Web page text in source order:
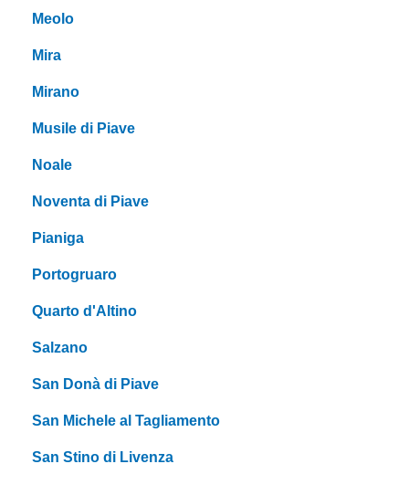
Meolo
Mira
Mirano
Musile di Piave
Noale
Noventa di Piave
Pianiga
Portogruaro
Quarto d'Altino
Salzano
San Donà di Piave
San Michele al Tagliamento
San Stino di Livenza